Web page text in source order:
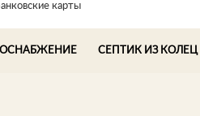
карты
СЕПТИК ИЗ КОЛЕЦ